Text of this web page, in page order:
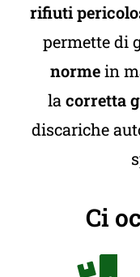
rifiuti
permette di
normein
la corretta
discariche
Ci